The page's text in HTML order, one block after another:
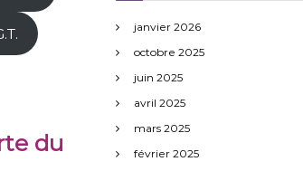
du
janvier 2026
octobre 2025
juin 2025
avril 2025
mars 2025
février 2025